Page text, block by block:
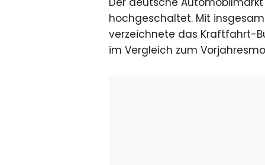
hochgeschaltet. Mit
verzeichnete das Kraftfahrt-
im Vergleich zum